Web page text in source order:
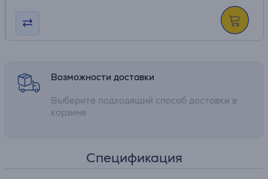
Возможности доставки
Выберите подходящий способ доставки в
корзине
Спецификация